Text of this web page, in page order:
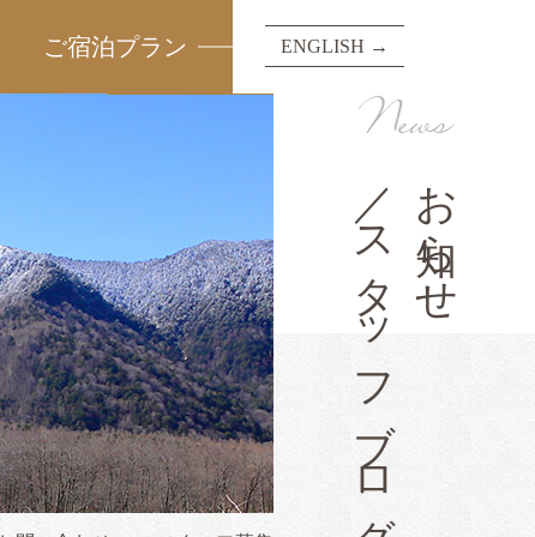
ご宿泊プラン ENGLISH →
お知らせ
／スタッフブログ
News